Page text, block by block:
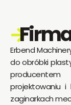
Erbend
do obróbki
projektowaniu i
zaginarkach